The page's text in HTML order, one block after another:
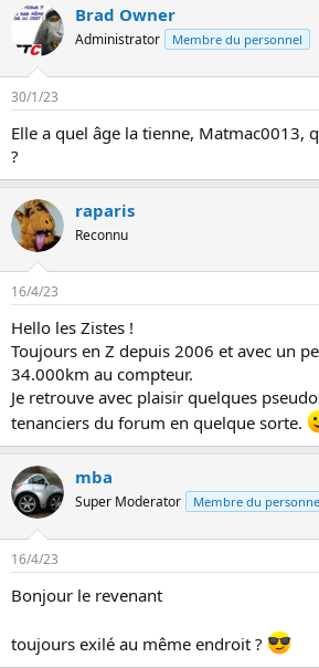
Brad Owner
Administrator Membre du personnel
30/1/23
Elle a quel âge la tienne, Matmac0013,
?
raparis
Reconnu
16/4/23
Hello les Zistes !
Toujours en Z depuis 2006 et avec un
34.000km au compteur.
Je retrouve avec plaisir quelques
tenanciers du forum en quelque sorte.
mba
Super Moderator Membre du
16/4/23
Bonjour le revenant
toujours exilé au même endroit ?